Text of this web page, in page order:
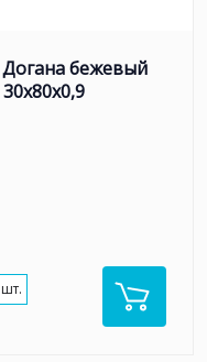
Догана бежевый
шт.